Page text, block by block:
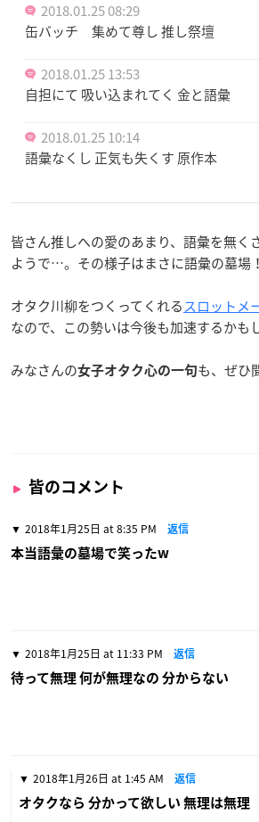
2018.01.25 08:29
缶バッチ 集めて尊し 推し祭壇
2018.01.25 13:53
自担にて 吸い込まれてく 金と語彙
2018.01.25 10:14
語彙なくし 正気も失くす 原作本
皆さん推しへの愛のあまり、語彙を無く
ようで…。その様子はまさに語彙の墓場
オタク川柳をつくってくれるスロットメ
なので、この勢いは今後も加速するかも
みなさんの女子オタク心の一句も、ぜひ
皆のコメント
2018年1月25日 at 8:35 PM 返信
本当語彙の墓場で笑ったw
2018年1月25日 at 11:33 PM 返信
待って無理 何が無理なの 分からない
2018年1月26日 at 1:45 AM 返信
オタクなら 分かって欲しい 無理は無理